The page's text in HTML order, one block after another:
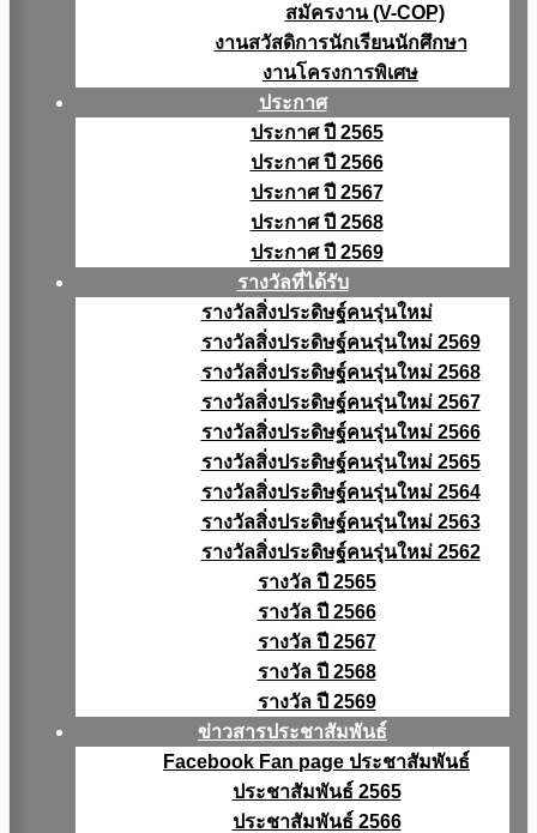
สมัครงาน (V-COP)
งานสวัสดิการนักเรียนนักศึกษา
งานโครงการพิเศษ
ประกาศ
ประกาศ ปี 2565
ประกาศ ปี 2566
ประกาศ ปี 2567
ประกาศ ปี 2568
ประกาศ ปี 2569
รางวัลที่ได้รับ
รางวัลสิ่งประดิษฐ์คนรุ่นใหม่
รางวัลสิ่งประดิษฐ์คนรุ่นใหม่ 2569
รางวัลสิ่งประดิษฐ์คนรุ่นใหม่ 2568
รางวัลสิ่งประดิษฐ์คนรุ่นใหม่ 2567
รางวัลสิ่งประดิษฐ์คนรุ่นใหม่ 2566
รางวัลสิ่งประดิษฐ์คนรุ่นใหม่ 2565
รางวัลสิ่งประดิษฐ์คนรุ่นใหม่ 2564
รางวัลสิ่งประดิษฐ์คนรุ่นใหม่ 2563
รางวัลสิ่งประดิษฐ์คนรุ่นใหม่ 2562
รางวัล ปี 2565
รางวัล ปี 2566
รางวัล ปี 2567
รางวัล ปี 2568
รางวัล ปี 2569
ข่าวสารประชาสัมพันธ์
Facebook Fan page ประชาสัมพันธ์
ประชาสัมพันธ์ 2565
ประชาสัมพันธ์ 2566